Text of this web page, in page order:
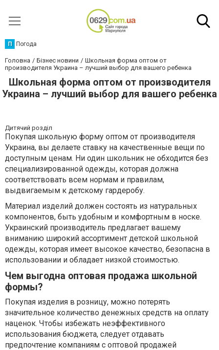
П Погода
Головна Бізнес новини
Школьная форма оптом от
производителя Украина – лучший выбор для вашего ребенка
Школьная форма оптом от производителя
Украина – лучший выбор для вашего ребенка
Дитячий розділ
Покупая школьную форму оптом от производителя
Украина, вы делаете ставку на качественные вещи по
доступным ценам. Ни один школьник не обходится без
специализированной одежды, которая должна
соответствовать всем нормам и правилам,
выдвигаемым к детскому гардеробу.
Материал изделий должен состоять из натуральных
компонентов, быть удобным и комфортным в носке.
Украинский производитель предлагает вашему
вниманию широкий ассортимент детской школьной
одежды, которая имеет высокое качество, безопасна в
использовании и обладает низкой стоимостью.
Чем выгодна оптовая продажа школьной
формы?
Покупая изделия в розницу, можно потерять
значительное количество денежных средств на оплату
наценок. Чтобы избежать неэффективного
использования бюджета, следует отдавать
предпочтение компаниям с оптовой продажей